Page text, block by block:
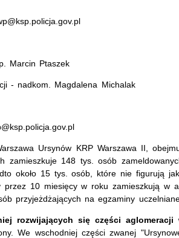
Marcin Ptaszek
- nadkom. Magdalena Michalak
Ursynów KRP Warszawa II,
zamieszkuje 148 tys. osób
około 15 tys. osób, które nie figurują
przez 10 miesięcy w roku zamieszkują w
przyjeżdżających na egzaminy
rozwijających się części aglomeracji
We wschodniej części zwanej